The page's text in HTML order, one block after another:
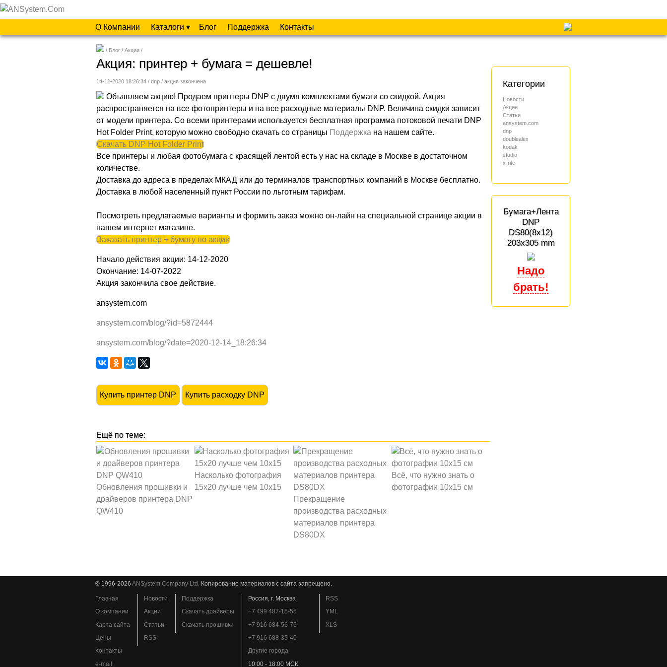
О Компании Каталоги ▾ Блог Поддержка Контакты
Блог Акции
Акция: принтер + бумага = дешевле!
14-12-2020 18:26:34 / dnp / акция закончена
Объявляем акцию! Продаем принтеры DNP с двумя комплектами бумаги со скидкой. Акция
распространяется на все фотопринтеры и на все расходные материалы DNP. Величина скидки зависит
от модели принтера. Со всеми принтерами используется бесплатная программа потоковой печати DNP
Hot Folder Print, которую можно свободно скачать со страницы Поддержка на нашем сайте.
Скачать DNP Hot Folder Print
Все принтеры и любая фотобумага с красящей лентой есть у нас на складе в Москве в достаточном
количестве.
Доставка до адреса в пределах МКАД или до терминалов транспортных компаний в Москве бесплатно.
Доставка в любой населенный пункт России по льготным тарифам.
Посмотреть предлагаемые варианты и формить заказ можно он-лайн на специальной странице акции в
нашем интернет магазине.
Заказать принтер + бумагу по акции
Начало действия акции: 14-12-2020
Окончание: 14-07-2022
Акция закончила свое действие.
ansystem.com
ansystem.com/blog/?id=5872444
ansystem.com/blog/?date=2020-12-14_18:26:34
Купить принтер DNP Купить расходку DNP
Обновления прошивки и
драйверов принтера DNP
QW410
Насколько фотография
15х20 лучше чем 10х15
Прекращение
производства расходных
материалов принтера
DS80DX
Всё, что нужно знать о
фотографии 10x15 см
Категории
Новости
Акции
Статьи
ansystem.com
dnp
doublealex
kodak
studio
x-rite
Бумага+Лента
DNP
DS80(8x12)
203x305 mm
© 1996-2026 ANSystem Company Ltd. Копирование материалов с сайта запрещено.
Главная
О компании
Карта сайта
Цены
Контакты
e-mail
Новости
Акции
Статьи
RSS
Поддержка
Скачать драйверы
Скачать прошивки
Россия, г. Москва
+7 499 487-15-55
+7 916 684-56-76
+7 916 688-39-40
Другие города
10:00 - 18:00 МСК
RSS
YML
XLS